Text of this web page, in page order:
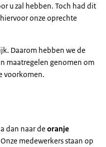
u zal hebben. Toch had dit
onze oprechte
Daarom hebben we de
maatregelen genomen om
voorkomen.
dan naar de oranje
medewerkers staan op